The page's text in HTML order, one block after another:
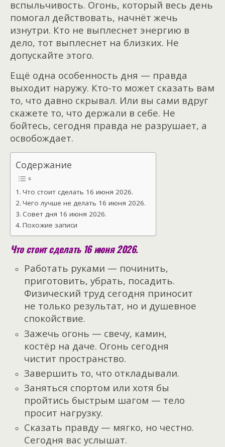
вспыльчивость. Огонь, который весь день
помогал действовать, начнёт жечь
изнутри. Кто не выплеснет энергию в
дело, тот выплеснет на близких. Не
допускайте этого.
Ещё одна особенность дня — правда
выходит наружу. Кто-то может сказать вам
то, что давно скрывал. Или вы сами вдруг
скажете то, что держали в себе. Не
бойтесь, сегодня правда не разрушает, а
освобождает.
Содержание
Что стоит сделать 16 июня 2026.
Чего лучше не делать 16 июня 2026.
Совет дня 16 июня 2026.
Похожие записи
Что стоит сделать 16 июня 2026.
Работать руками — починить,
приготовить, убрать, посадить.
Физический труд сегодня приносит
не только результат, но и душевное
спокойствие.
Зажечь огонь — свечу, камин,
костёр на даче. Огонь сегодня
чистит пространство.
Завершить то, что откладывали.
Заняться спортом или хотя бы
пройтись быстрым шагом — тело
просит нагрузку.
Сказать правду — мягко, но честно.
Сегодня вас услышат.